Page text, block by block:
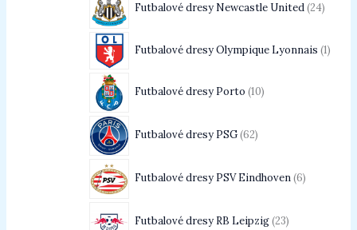
Futbalové dresy Newcastle United 24
Futbalové dresy Olympique Lyonnais 1
Futbalové dresy Porto 10
Futbalové dresy PSG 62
Futbalové dresy PSV Eindhoven 6
Futbalové dresy RB Leipzig 23